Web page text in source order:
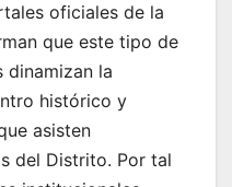
oficiales de la
que este tipo de
dinamizan la
histórico y
asisten
del Distrito. Por tal